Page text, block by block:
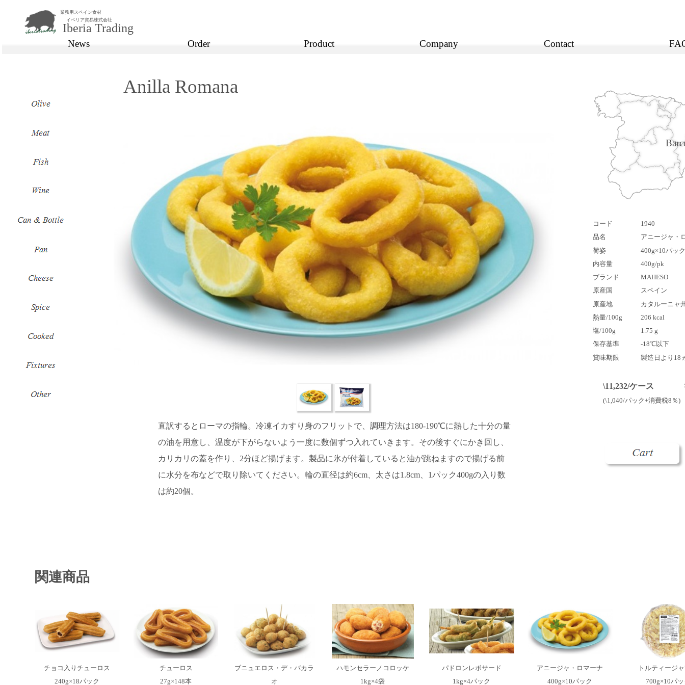
News Order Product Company Contact
イベリア貿易株式会社
Iberia Trading
業務用スペイン食材
コード
1940
品名
アニージャ・
荷姿
400g×10パック
内容量
400g/pk
ブランド
MAHESO
原産国
スペイン
原産地
カタルーニャ
熱量/100g
206 kcal
塩/100g
1.75 g
保存基準
-18℃以下
賞味期限
製造日より18
\11,232/ケース
(\1,040/パック+消費税8％)
関連商品
チョコ入りチューロス
240g×18パック
チューロス
27g×148本
ブニュエロス・デ・バカラ
オ
ハモンセラーノコロッケ
1kg×4袋
パドロンレボサード
1kg×4パック
アニージャ・ロマーナ
400g×10パック
トルティージ
700g×10パ
Anilla Romana
直訳するとローマの指輪。冷凍イカすり身のフリットで、調理方法は180-190℃に熱した十分の量
の油を用意し、温度が下がらないよう一度に数個ずつ入れていきます。その後すぐにかき回し、
カリカリの蓋を作り、2分ほど揚げます。製品に氷が付着していると油が跳ねますので揚げる前
に水分を布などで取り除いてください。輪の直径は約6cm、太さは1.8cm、1パック400gの入り数
は約20個。